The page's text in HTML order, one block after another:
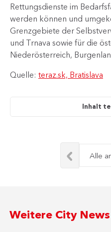
Rettungsdienste im
werden können und
Grenzgebiete der
und Trnava sowie für die
Niederösterreich,
Quelle: teraz.sk, Bratislava
Inhalt
Alle
Weitere City News